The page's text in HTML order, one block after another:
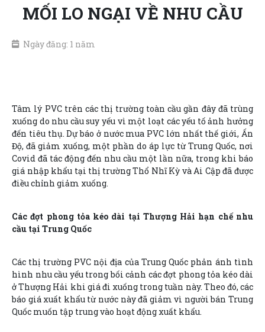
MỐI LO NGẠI VỀ NHU CẦU
Ngày đăng: 1 năm
Tâm lý PVC trên các thị trường toàn cầu gần đây đã trùng
xuống do nhu cầu suy yếu vì một loạt các yếu tố ảnh hưởng
đến tiêu thụ. Dự báo ở nước mua PVC lớn nhất thế giới, Ấn
Độ, đã giảm xuống, một phần do áp lực từ Trung Quốc, nơi
Covid đã tác động đến nhu cầu một lần nữa, trong khi báo
giá nhập khẩu tại thị trường Thổ Nhĩ Kỳ và Ai Cập đã được
điều chỉnh giảm xuống.
Các đợt phong tỏa kéo dài tại Thượng Hải hạn chế nhu
cầu tại Trung Quốc
Các thị trường PVC nội địa của Trung Quốc phản ánh tình
hình nhu cầu yếu trong bối cảnh các đợt phong tỏa kéo dài
ở Thượng Hải khi giá đi xuống trong tuần này. Theo đó, các
báo giá xuất khẩu từ nước này đã giảm vì người bán Trung
Quốc muốn tập trung vào hoạt động xuất khẩu.